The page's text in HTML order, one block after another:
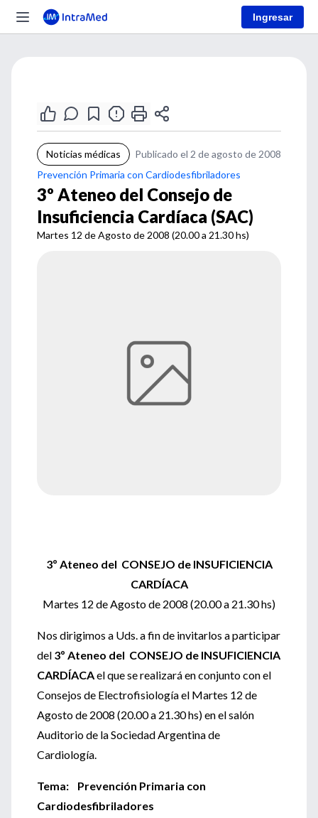
Ingresar
Noticias médicas
Publicado el 2 de agosto de 2008
Prevención Primaria con Cardiodesfibriladores
3º Ateneo del Consejo de
Insuficiencia Cardíaca (SAC)
Martes 12 de Agosto de 2008 (20.00 a 21.30 hs)
3º Ateneo del CONSEJO de INSUFICIENCIA
CARDÍACA
Martes 12 de Agosto de 2008 (20.00 a 21.30 hs)
Nos dirigimos a Uds. a fin de invitarlos a participar
del 3º Ateneo del CONSEJO de INSUFICIENCIA
CARDÍACAel que se realizará en conjunto con el
Consejos de Electrofisiología el Martes 12 de
Agosto de 2008 (20.00 a 21.30 hs) en el salón
Auditorio de la Sociedad Argentina de
Cardiología.
Tema: Prevención Primaria con
Cardiodesfibriladores